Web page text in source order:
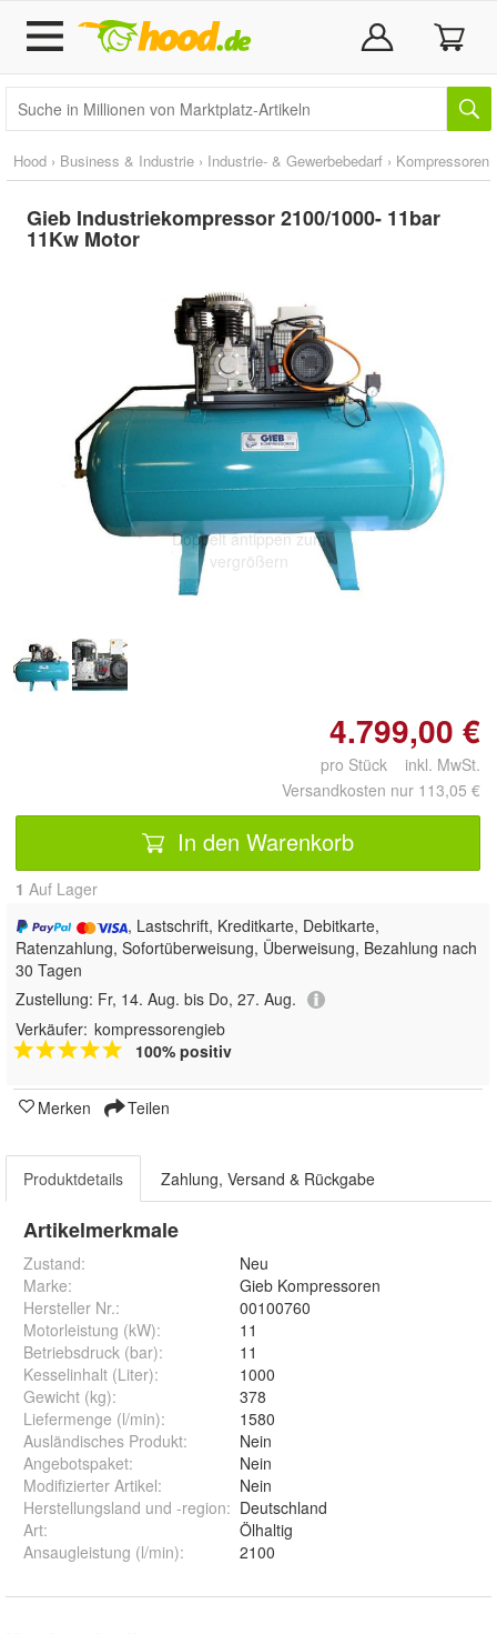
Hood › Business & Industrie › Industrie- & Gewerbebedarf › Kompressoren
Gieb Industriekompressor 2100/1000- 11bar
11Kw Motor
Doppelt antippen zum
vergrößern
4.799,00 €
pro Stück inkl. MwSt.
Versandkosten nur 113,05 €
In den Warenkorb
1 Auf Lager
, Lastschrift, Kreditkarte, Debitkarte,
Ratenzahlung, Sofortüberweisung, Überweisung, Bezahlung nach
30 Tagen
Zustellung: Fr, 14. Aug. bis Do, 27. Aug.
Verkäufer: kompressorengieb
100% positiv
Merken Teilen
Produktdetails Zahlung, Versand & Rückgabe
Artikelmerkmale
Zustand:
Neu
Marke:
Gieb Kompressoren
Hersteller Nr.:
00100760
Motorleistung (kW):
11
Betriebsdruck (bar):
11
Kesselinhalt (Liter):
1000
Gewicht (kg):
378
Liefermenge (l/min):
1580
Ausländisches Produkt:
Nein
Angebotspaket:
Nein
Modifizierter Artikel:
Nein
Herstellungsland und -region: Deutschland
Art:
Ölhaltig
Ansaugleistung (l/min): 2100